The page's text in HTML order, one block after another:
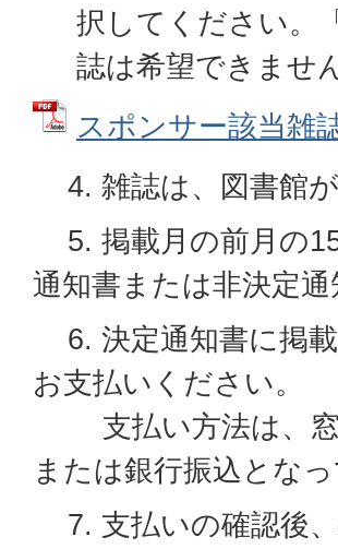
択してください。
誌は希望できませ
スポンサー該当雑
4. 雑誌は、図書館
5. 掲載月の前月の
通知書または非決定
6. 決定通知書に掲
お支払いください。
支払い方法は、窓
または銀行振込となっ
7. 支払いの確認後